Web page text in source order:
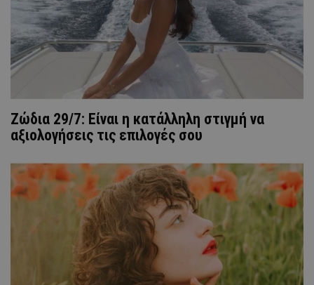
Ζώδια 29/7: Είναι η κατάλληλη στιγμή να
αξιολογήσεις τις επιλογές σου